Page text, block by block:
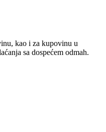
kao i za kupovinu u
sa dospećem odmah.